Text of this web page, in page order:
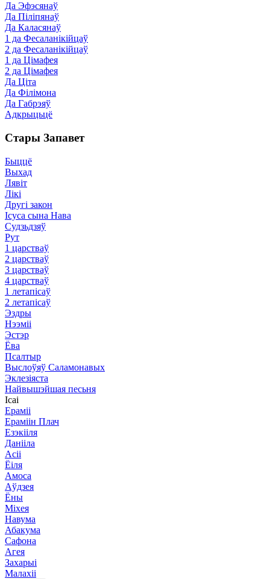
Да Эфэсянаў
Да Піліпянаў
Да Каласянаў
1 да Фесаланікійцаў
2 да Фесаланікійцаў
1 да Цімафея
2 да Цімафея
Да Ціта
Да Філімона
Да Габрэяў
Адкрыцьцё
Стары Запавет
Быццё
Выхад
Лявіт
Лікі
Другі закон
Ісуса сына Нава
Судзьдзяў
Рут
1 царстваў
2 царстваў
3 царстваў
4 царстваў
1 летапісаў
2 летапісаў
Эздры
Нээміі
Эстэр
Ёва
Псалтыр
Выслоўяў Саламонавых
Эклезіяста
Найвышэйшая песьня
Ісаі
Ераміі
Ераміін Плач
Езэкііля
Данііла
Асіі
Ёіля
Амоса
Аўдзея
Ёны
Міхея
Навума
Абакума
Сафона
Агея
Захарыі
Малахіі